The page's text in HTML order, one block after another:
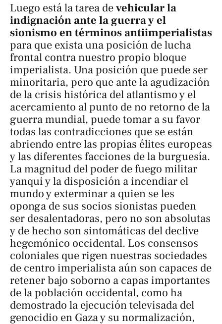
Luego está la tarea devehicular la
indignación ante la guerra y el
sionismo en términos antiimperialistas
para que exista una posición de lucha
frontal contra nuestro propio bloque
imperialista. Una posición que puede ser
minoritaria, pero que ante la agudización
de la crisis histórica del atlantismo y el
acercamiento al punto de no retorno de la
guerra mundial, puede tomar a su favor
todas las contradicciones que se están
abriendo entre las propias élites europeas
y las diferentes facciones de la burguesía.
La magnitud del poder de fuego militar
yanqui y la disposición a incendiar el
mundo y exterminar a quien se les
oponga de sus socios sionistas pueden
ser desalentadoras, pero no son absolutas
y de hecho son sintomáticas del declive
hegemónico occidental. Los consensos
coloniales que rigen nuestras sociedades
de centro imperialista aún son capaces de
retener bajo soborno a capas importantes
de la población occidental, como ha
demostrado la ejecución televisada del
genocidio en Gaza y su normalización,